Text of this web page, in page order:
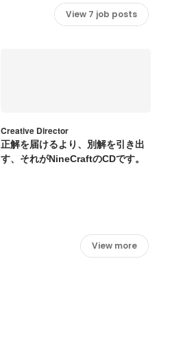
View 7 job posts
Creative Director
正解を届けるより、別解を引き出
す、それがNineCraftのCDです。
View more